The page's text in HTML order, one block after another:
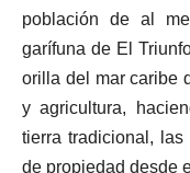
población de al
garífuna de El
orilla del mar caribe
y agricultura,
tierra tradicional,
de propiedad desde